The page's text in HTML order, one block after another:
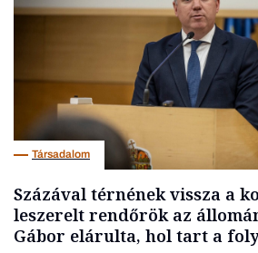
Társadalom
Százával térnének vissza a
leszerelt rendőrök az
Gábor elárulta, hol tart a